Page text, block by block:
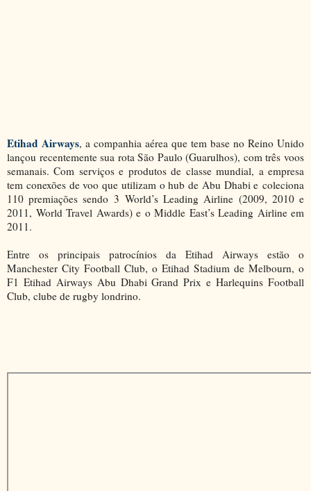
Etihad Airways, a companhia aérea que tem base no Reino Unido
lançou recentemente sua rota São Paulo (Guarulhos), com três voos
semanais. Com serviços e produtos de classe mundial, a empresa
tem conexões de voo que utilizam o hub de Abu Dhabi e coleciona
110 premiações sendo 3 World’s Leading Airline (2009, 2010 e
2011, World Travel Awards) e o Middle East’s Leading Airline em
2011.
Entre os principais patrocínios da Etihad Airways estão o
Manchester City Football Club, o Etihad Stadium de Melbourn, o
F1 Etihad Airways Abu Dhabi Grand Prix e Harlequins Football
Club, clube de rugby londrino.